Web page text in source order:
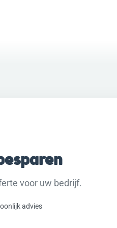
voor uw bedrijf.
advies